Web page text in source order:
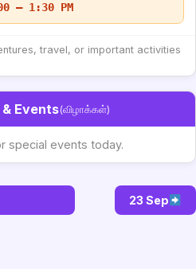
– 1:30 PM
travel, or important activities
Events(விழாக்கள்)
special events today.
23 Sep